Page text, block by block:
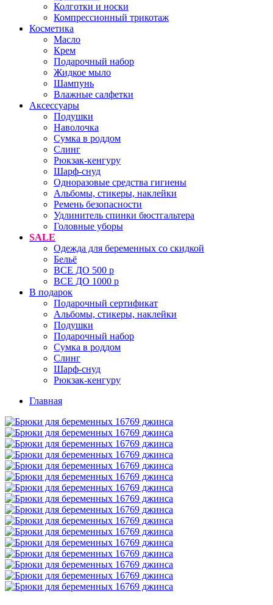
Колготки и носки
Компрессионный трикотаж
Косметика
Масло
Крем
Подарочный набор
Жидкое мыло
Шампунь
Влажные салфетки
Аксессуары
Подушки
Наволочка
Сумка в роддом
Cлинг
Рюкзак-кенгуру
Шарф-снуд
Одноразовые средства гигиены
Альбомы, стикеры, наклейки
Ремень безопасности
Удлинитель спинки бюстгальтера
Головные уборы
SALE
Одежда для беременных со скидкой
Бельё
ВСЕ ДО 500 р
ВСЕ ДО 1000 р
В подарок
Подарочный сертификат
Альбомы, стикеры, наклейки
Подушки
Подарочный набор
Сумка в роддом
Слинг
Шарф-снуд
Рюкзак-кенгуру
Главная